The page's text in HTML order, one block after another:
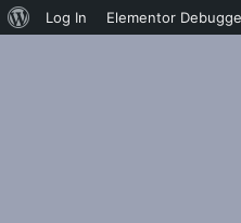
About
Log In Elementor